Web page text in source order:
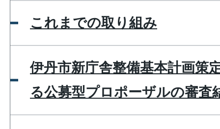
これまでの取り組み
伊丹市新庁舎整備基本計画策
る公募型プロポーザルの審査